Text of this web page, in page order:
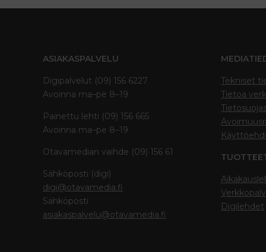
ASIAKASPALVELU
Digipalvelut (09) 156 6227
Avoinna ma–pe 8–19
Painettu lehti (09) 156 665
Avoinna ma–pe 8–19
Otavamedian vaihde (09) 156 61
Sähköposti (digi)
digi@otavamedia.fi
Sähköposti
asiakaspalvelu@otavamedia.fi
Tekniset
Tietoa
Digilehdet